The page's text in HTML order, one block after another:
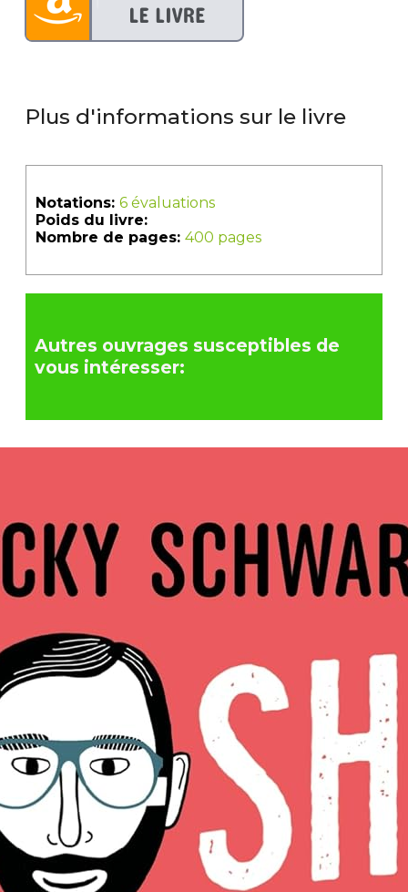
Plus d'informations sur le livre
Notations: 6 évaluations
Poids du livre:
Nombre de pages: 400 pages
Autres ouvrages susceptibles de
vous intéresser: